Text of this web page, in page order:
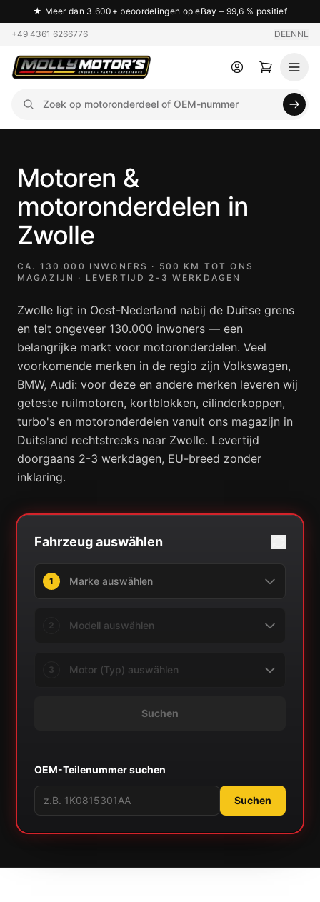
★ Meer dan 3.600+ beoordelingen op eBay – 99,6 % positief
+49 4361 6266776 DEENNL
Motoren &
motoronderdelen in
Zwolle
CA. 130.000 INWONERS · 500 KM TOT ONS
MAGAZIJN · LEVERTIJD 2-3 WERKDAGEN
Zwolle ligt in Oost-Nederland nabij de Duitse grens
en telt ongeveer 130.000 inwoners — een
belangrijke markt voor motoronderdelen. Veel
voorkomende merken in de regio zijn Volkswagen,
BMW, Audi: voor deze en andere merken leveren wij
geteste ruilmotoren, kortblokken, cilinderkoppen,
turbo's en motoronderdelen vanuit ons magazijn in
Duitsland rechtstreeks naar Zwolle. Levertijd
doorgaans 2-3 werkdagen, EU-breed zonder
inklaring.
Fahrzeug auswählen
1
2
3
Suchen
OEM-Teilenummer suchen
Suchen